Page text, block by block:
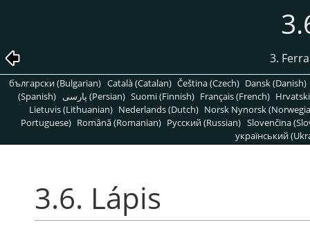
3.
български (Bulgarian) Català (Catalan) Čeština (Czech) Dansk (Danish)
(Spanish)
پارسی (Persian) Suomi (Finnish) Français (French)
Lietuvis (Lithuanian) Nederlands (Dutch) Norsk Nynorsk
Portuguese) Română (Romanian) Pусский (Russian) Slovenčina
український
3.6. Lápis